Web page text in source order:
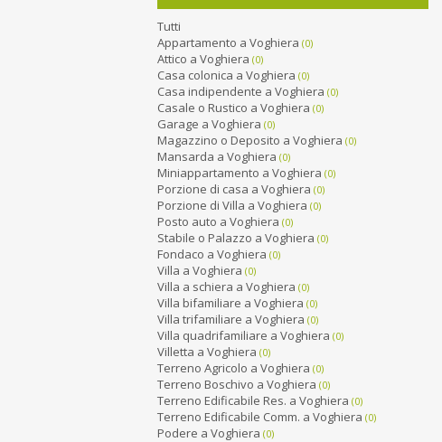
Tutti
Appartamento a Voghiera (0)
Attico a Voghiera (0)
Casa colonica a Voghiera (0)
Casa indipendente a Voghiera (0)
Casale o Rustico a Voghiera (0)
Garage a Voghiera (0)
Magazzino o Deposito a Voghiera (0)
Mansarda a Voghiera (0)
Miniappartamento a Voghiera (0)
Porzione di casa a Voghiera (0)
Porzione di Villa a Voghiera (0)
Posto auto a Voghiera (0)
Stabile o Palazzo a Voghiera (0)
Fondaco a Voghiera (0)
Villa a Voghiera (0)
Villa a schiera a Voghiera (0)
Villa bifamiliare a Voghiera (0)
Villa trifamiliare a Voghiera (0)
Villa quadrifamiliare a Voghiera (0)
Villetta a Voghiera (0)
Terreno Agricolo a Voghiera (0)
Terreno Boschivo a Voghiera (0)
Terreno Edificabile Res. a Voghiera (0)
Terreno Edificabile Comm. a Voghiera (0)
Podere a Voghiera (0)